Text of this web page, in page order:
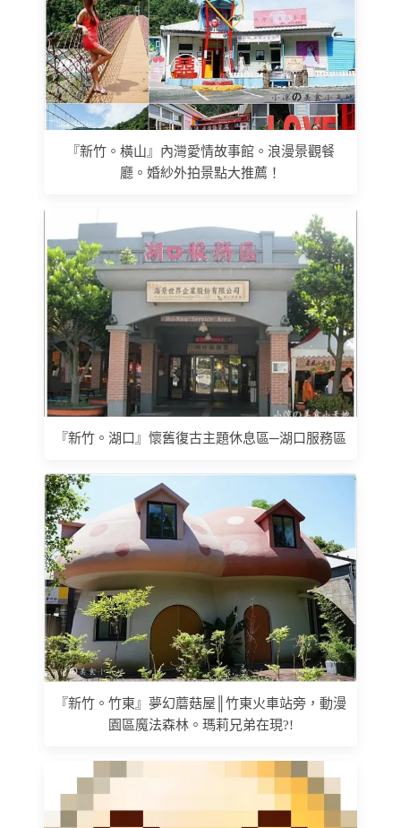
『新竹。橫山』內灣愛情故事館。浪漫景觀餐
廳。婚紗外拍景點大推薦！
『新竹。湖口』懷舊復古主題休息區─湖口服務區
『新竹。竹東』夢幻蘑菇屋║竹東火車站旁，動漫
園區魔法森林。瑪莉兄弟在現?!